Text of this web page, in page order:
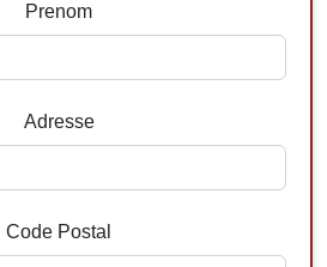
Prenom
Adresse
Code Postal